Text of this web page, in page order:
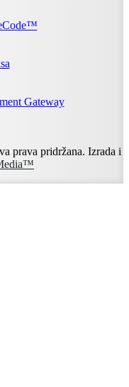
prava pridržana. Izrada i